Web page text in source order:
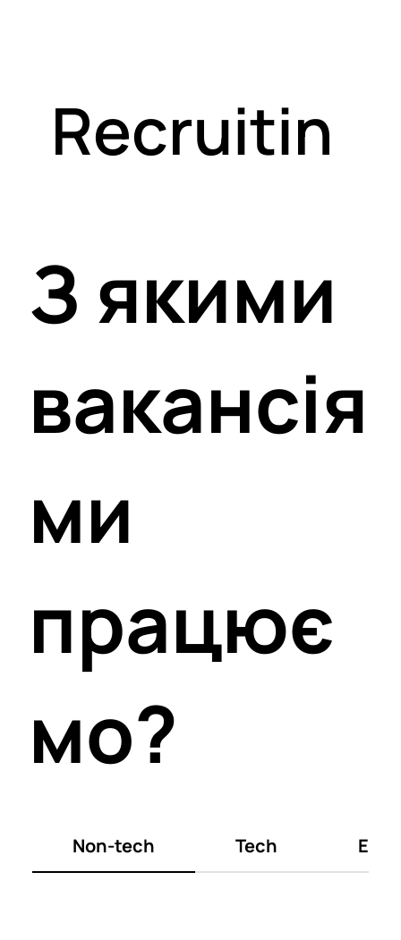
Recruitin
З якими
вакансія
ми
працює
мо?
Non-tech Tech